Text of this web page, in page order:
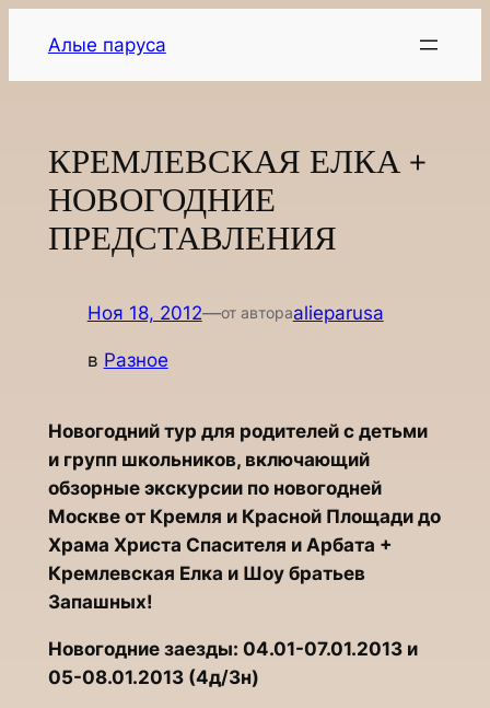
содержимому
Алые паруса
КРЕМЛЕВСКАЯ ЕЛКА +
НОВОГОДНИЕ
ПРЕДСТАВЛЕНИЯ
Ноя 18, 2012—от автораalieparusa
в Разное
Новогодний тур для родителей с детьми
и групп школьников, включающий
обзорные экскурсии по новогодней
Москве от Кремля и Красной Площади до
Храма Христа Спасителя и Арбата +
Кремлевская Елка и Шоу братьев
Запашных!
Новогодние заезды: 04.01-07.01.2013 и
05-08.01.2013 (4д/3н)